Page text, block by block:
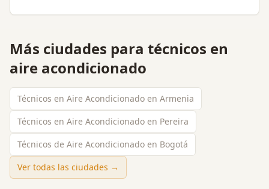
Más ciudades para técnicos en
aire acondicionado
Técnicos en Aire Acondicionado en Armenia
Técnicos en Aire Acondicionado en Pereira
Técnicos de Aire Acondicionado en Bogotá
Ver todas las ciudades →